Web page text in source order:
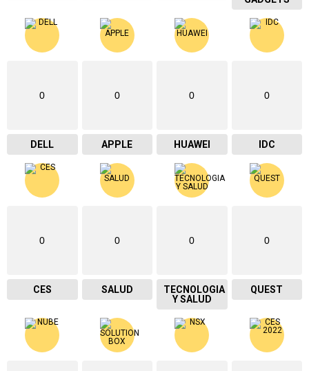
0
DELL
0
APPLE
0
HUAWEI
0
IDC
0
CES
0
SALUD
0
TECNOLOGIA
Y SALUD
0
QUEST